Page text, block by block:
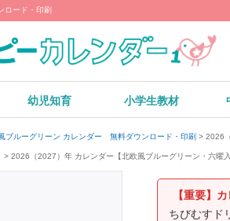
ロード・印刷
幼児知育 小学生教材
ルーグリーン カレンダー 無料ダウンロード・印刷 2026
2026（2027）年 カレンダー【北欧風ブルーグリーン・六曜
【重要】
ちびむすド